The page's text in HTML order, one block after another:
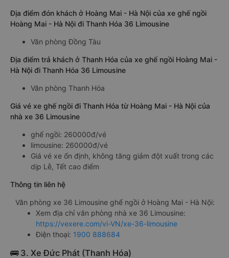
Địa điểm đón khách ở Hoàng Mai - Hà Nội của xe ghế ngồi
Hoàng Mai - Hà Nội đi Thanh Hóa 36 Limousine
Văn phòng Đồng Tàu
Địa điểm trả khách ở Thanh Hóa của xe ghế ngồi Hoàng Mai -
Hà Nội đi Thanh Hóa 36 Limousine
Văn phòng Thanh Hóa
Giá vé xe ghế ngồi đi Thanh Hóa từ Hoàng Mai - Hà Nội của
nhà xe 36 Limousine
ghế ngồi: 260000đ/vé
limousine: 260000đ/vé
Giá vé xe ổn định, không tăng giảm đột xuất trong các
dịp Lễ, Tết cao điểm
Thông tin liên hệ
Văn phòng xe 36 Limousine ghế ngồi ở Hoàng Mai - Hà Nội:
Xem địa chỉ văn phòng nhà xe 36 Limousine:
https://vexere.com/vi-VN/xe-36-limousine
Điện thoại: 1900 888684
🚌 3. Xe Đức Phát (Thanh Hóa)